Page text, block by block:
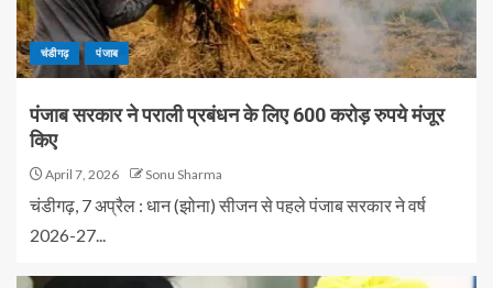
चंडीगढ़ पंजाब
पंजाब सरकार ने पराली प्रबंधन के लिए 600 करोड़ रुपये मंजूर
किए
April 7, 2026 Sonu Sharma
चंडीगढ़, 7 अप्रैल : धान (झोना) सीजन से पहले पंजाब सरकार ने वर्ष
2026-27...